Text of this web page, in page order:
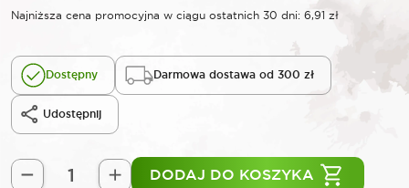
Najniższa cena promocyjna w ciągu ostatnich 30 dni: 6,91 zł
Dostępny Darmowa dostawa od 300 zł
Udostępnij
DODAJ DO KOSZYKA